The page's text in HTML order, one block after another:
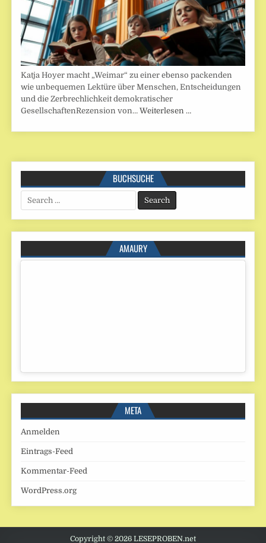
Katja Hoyer macht „Weimar“ zu einer ebenso packenden
wie unbequemen Lektüre über Menschen, Entscheidungen
und die Zerbrechlichkeit demokratischer
GesellschaftenRezension von…Weiterlesen …
BUCHSUCHE
Search
for:
AMAURY
META
Anmelden
Eintrags-Feed
Kommentar-Feed
WordPress.org
Copyright © 2026 LESEPROBEN.net